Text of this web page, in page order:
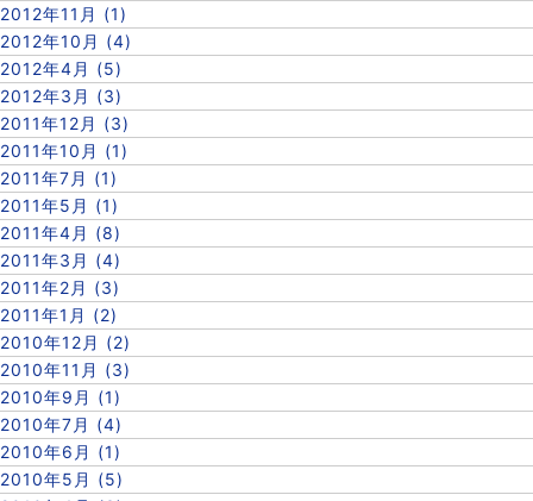
2012年11月 (1)
2012年10月 (4)
2012年4月 (5)
2012年3月 (3)
2011年12月 (3)
2011年10月 (1)
2011年7月 (1)
2011年5月 (1)
2011年4月 (8)
2011年3月 (4)
2011年2月 (3)
2011年1月 (2)
2010年12月 (2)
2010年11月 (3)
2010年9月 (1)
2010年7月 (4)
2010年6月 (1)
2010年5月 (5)